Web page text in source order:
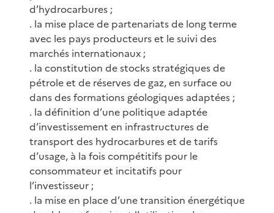
d’hydrocarbures ;
. la mise place de partenariats de long terme
avec les pays producteurs et le suivi des
marchés internationaux ;
. la constitution de stocks stratégiques de
pétrole et de réserves de gaz, en surface ou
dans des formations géologiques adaptées ;
. la définition d’une politique adaptée
d’investissement en infrastructures de
transport des hydrocarbures et de tarifs
d’usage, à la fois compétitifs pour le
consommateur et incitatifs pour
l’investisseur ;
. la mise en place d’une transition énergétique